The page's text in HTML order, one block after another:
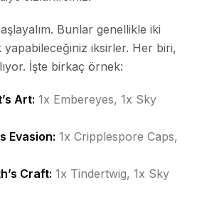
Bunlar genellikle iki
iksirler. Her biri,
İşte birkaç örnek:
Art: 1x Embereyes, 1x Sky
Evasion: 1x Cripplespore Caps,
Craft: 1x Tindertwig, 1x Sky